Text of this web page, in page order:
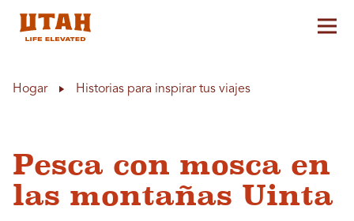
Hogar Historias para inspirar tus viajes
Pesca con mosca en
las montañas Uinta